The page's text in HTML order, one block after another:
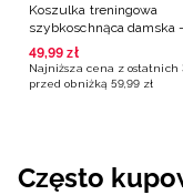
Koszulka treningowa
szybkoschnąca damska -
czarna
49,99 zł
Najniższa cena z ostatnich
przed obniżką 59,99 zł
Często